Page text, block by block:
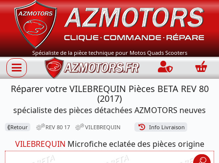
Spécialiste de la pièce technique pour Motos Quads Scooters
Connection
Réparer votre VILEBREQUIN Pièces BETA REV 80
(2017)
spécialiste des pièces détachées AZMOTORS neuves
⟪Retour REV 80 17 VILEBREQUIN Info Livraison
VILEBREQUIN Microfiche eclatée des pièces origine